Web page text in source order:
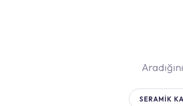
SERAMIK